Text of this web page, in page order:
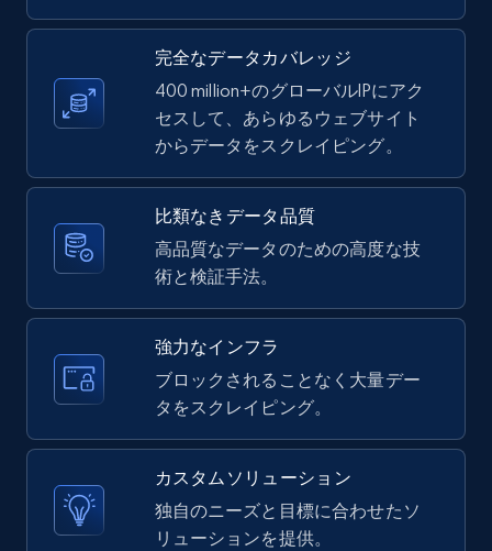
6.7K+ 905+ 無料トライアル
TikTok - Posts - discover new records by
count, Share count, Collect count, Comment
count, and more.
6.7K+ 905+ 無料トライアル
Facebook - Pages Posts by Profile URL
URL, Post id, User url, User username raw,
Content, Date posted, Hashtags, Num
comments, and more.
完全なデータカバレッジ
400 million+のグローバルIPにアク
セスして、あらゆるウェブサイト
からデータをスクレイピング。
比類なきデータ品質
高品質なデータのための高度な技
術と検証手法。
強力なインフラ
ブロックされることなく大量デー
タをスクレイピング。
カスタムソリューション
独自のニーズと目標に合わせたソ
リューションを提供。